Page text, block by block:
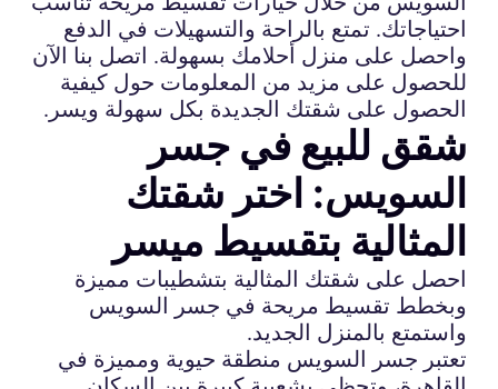
احتياجاتك. تمتع بالراحة والتسهيلات في الدفع
واحصل على منزل أحلامك بسهولة. اتصل بنا الآن
للحصول على مزيد من المعلومات حول كيفية
الحصول على شقتك الجديدة بكل سهولة ويسر.
شقق للبيع في جسر
السويس: اختر شقتك
المثالية بتقسيط ميسر
احصل على شقتك المثالية بتشطيبات مميزة
وبخطط تقسيط مريحة في جسر السويس
واستمتع بالمنزل الجديد.
تعتبر جسر السويس منطقة حيوية ومميزة في